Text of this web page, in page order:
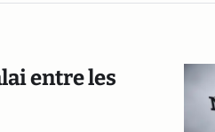
entre les